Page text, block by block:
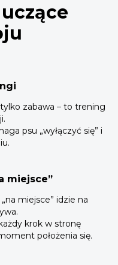
zabawa – to trening
psu „wyłączyć się” i
miejsce”
miejsce” idzie na
krok w stronę
położenia się.